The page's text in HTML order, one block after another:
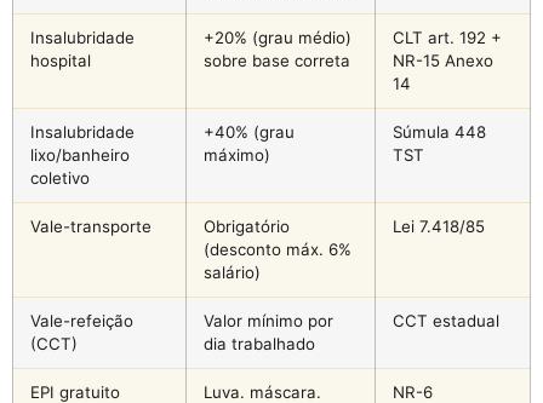
Insalubridade
hospital
+20% (grau médio)
sobre base correta
CLT art. 192 +
NR-15 Anexo
14
Insalubridade
lixo/banheiro
coletivo
+40% (grau
máximo)
Súmula 448
TST
Vale-transporte
Obrigatório
(desconto máx. 6%
salário)
Lei 7.418/85
Vale-refeição
(CCT)
Valor mínimo por
dia trabalhado
CCT estadual
EPI gratuito
Luva. máscara.
NR-6